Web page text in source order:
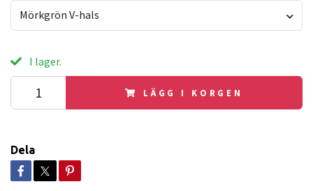
Mörkgrön V-hals
I lager.
LÄGG I KORGEN
Dela